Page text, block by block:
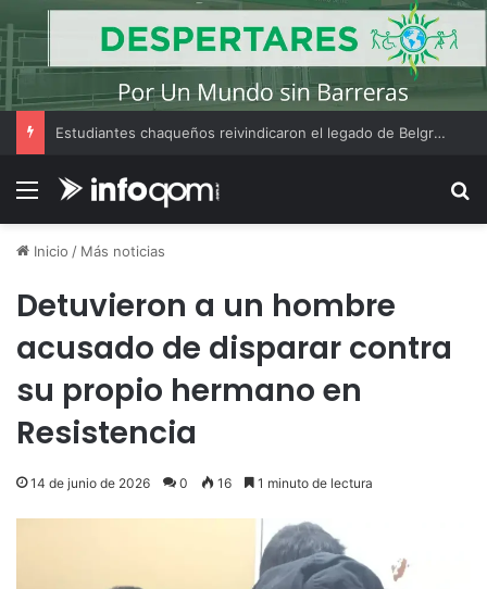
Estudiantes chaqueños reivindicaron el legado de Belgrano en un conversatorio sobre educación, patria y ciudadanía
Menú
Inicio / Más noticias
Detuvieron a un hombre
acusado de disparar contra
su propio hermano en
Resistencia
14 de junio de 2026 0 16 1 minuto de lectura